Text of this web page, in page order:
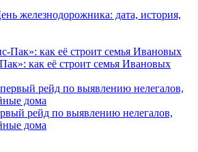
железнодорожника: дата, история,
как её строит семья Ивановых
рейд по выявлению нелегалов,
дома